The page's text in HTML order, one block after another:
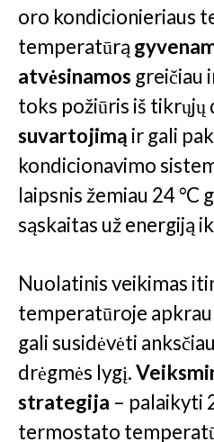
oro kondicionieriaus
temperatūrą
atvėsinamos greičiau
toks požiūris iš tikrųjų
suvartojimą ir gali
kondicionavimo
laipsnis žemiau 24 °C
sąskaitas už energiją
Nuolatinis veikimas
temperatūroje
gali susidėvėti
drėgmės lygį.
strategija – palaikyti
termostato